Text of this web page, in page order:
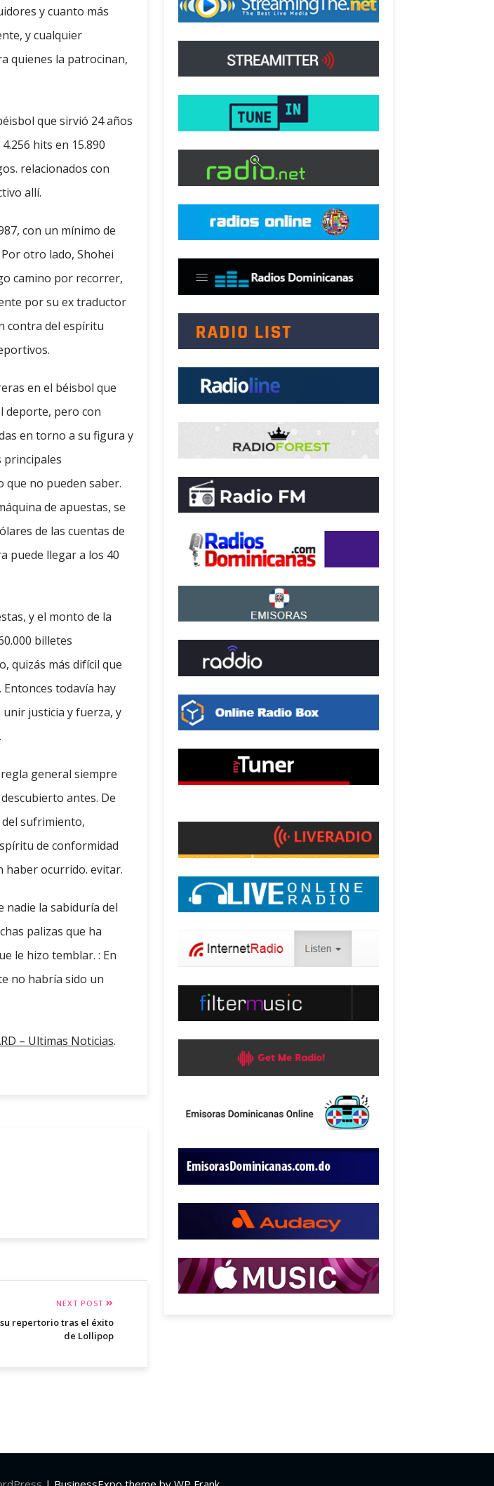
y cuanto más
y cualquier
quienes la patrocinan,
que sirvió 24 años
hits en 15.890
relacionados con
allí.
con un mínimo de
otro lado, Shohei
camino por recorrer,
por su ex traductor
contra del espíritu
en el béisbol que
deporte, pero con
en torno a su figura y
principales
que no pueden saber.
de apuestas, se
de las cuentas de
puede llegar a los 40
y el monto de la
billetes
quizás más difícil que
todavía hay
unir justicia y fuerza, y
general siempre
antes. De
sufrimiento,
de conformidad
haber ocurrido. evitar.
nadie la sabiduría del
palizas que ha
le hizo temblar. : En
no habría sido un
– Ultimas Noticias.
NEXT POST
repertorio tras el éxito
de Lollipop